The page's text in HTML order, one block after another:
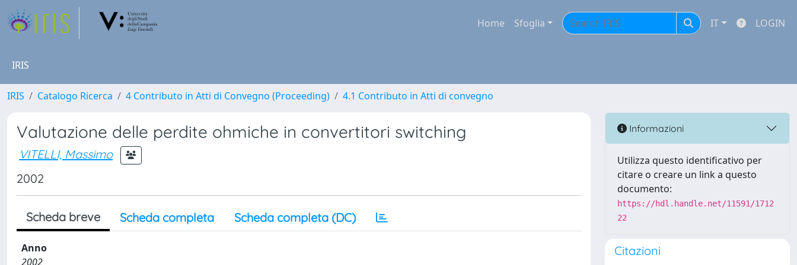
Home Sfoglia IT LOGIN
IRIS
IRIS Catalogo Ricerca 4 Contributo in Atti di Convegno (Proceeding) 4.1 Contributo in Atti di convegno
Valutazione delle perdite ohmiche in convertitori switching
VITELLI, Massimo
2002
Scheda breve Scheda completa Scheda completa (DC)
Anno
2002
Informazioni
Utilizza questo identificativo per
citare o creare un link a questo
documento:
https://hdl.handle.net/11591/1712
22
Citazioni